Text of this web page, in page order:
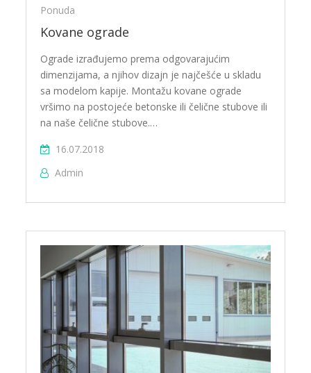
Ponuda
Kovane ograde
Ograde izrađujemo prema odgovarajućim
dimenzijama, a njihov dizajn je najčešće u skladu
sa modelom kapije. Montažu kovane ograde
vršimo na postojeće betonske ili čelične stubove ili
na naše čelične stubove.…
16.07.2018
Admin